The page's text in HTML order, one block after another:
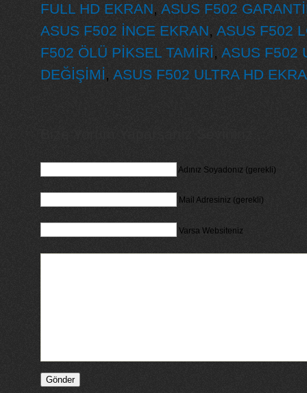
FULL HD EKRAN, ASUS F502
ASUS F502 İNCE EKRAN, ASUS F502
F502 ÖLÜ PİKSEL TAMİRİ, ASUS F502
DEĞİŞİMİ, ASUS F502 ULTRA HD
Adınız Soyadonız (gerekli)
Mail Adresiniz (gerekli)
Varsa Websiteniz